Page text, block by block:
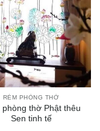
RÈM PHÒNG THỜ
phòng thờ Phật thêu
Sen tinh tế